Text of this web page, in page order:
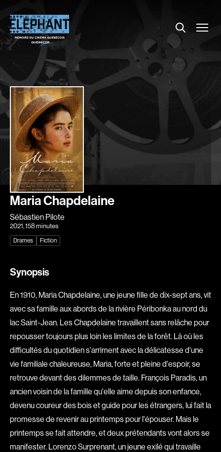
Menu
Explorer le répertoire
Projections
Entrevues
Nouvelles
À propos
Dossiers
Comment louer un film ?
Contact
FAQ
About us
Explorer par
Animation
Art
Aventure
Biographiques
Érotiques
Étudiants
Famille
Fantastiques
Fiction
Guerre
Historiques
Horreur
Indépendants
Jeunesse
Musicaux
Policiers
Maria Chapdelaine
Sébastien Pilote
2021, 158 minutes
Drames Fiction
Synopsis
En 1910, Maria Chapdelaine, une jeune fille de dix-sept ans, vit
avec sa famille aux abords de la rivière Péribonka au nord du
lac Saint-Jean. Les Chapdelaine travaillent sans relâche pour
repousser toujours plus loin les limites de la forêt. Là où les
difficultés du quotidien s'arriment avec la délicatesse d'une
vie familiale chaleureuse, Maria, forte et pleine d'espoir, se
retrouve devant des dilemmes de taille. François Paradis, un
ancien voisin de la famille qu'elle aime depuis son enfance,
devenu coureur des bois et guide pour les étrangers, lui fait la
promesse de revenir au printemps pour l'épouser. Mais le
printemps se fait attendre, et deux prétendants vont alors se
manifester. Lorenzo Surprenant, un jeune exilé qui travaille